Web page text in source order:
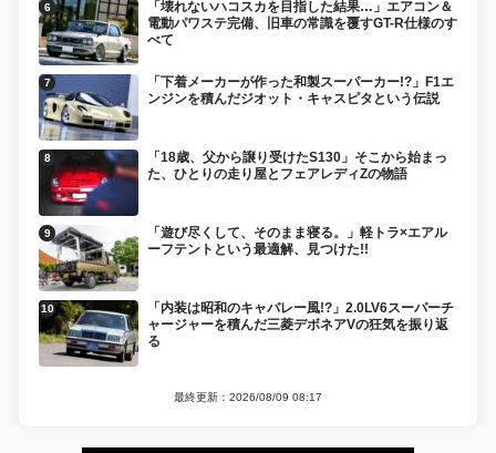
「壊れないハコスカを目指した結果…」エアコン＆
電動パワステ完備、旧車の常識を覆すGT-R仕様のす
べて
「下着メーカーが作った和製スーパーカー!?」F1エ
ンジンを積んだジオット・キャスピタという伝説
「18歳、父から譲り受けたS130」そこから始まっ
た、ひとりの走り屋とフェアレディZの物語
「遊び尽くして、そのまま寝る。」軽トラ×エアル
ーフテントという最適解、見つけた!!
「内装は昭和のキャバレー風!?」2.0LV6スーパーチ
ャージャーを積んだ三菱デボネアVの狂気を振り返
る
最終更新：2026/08/09 08:17